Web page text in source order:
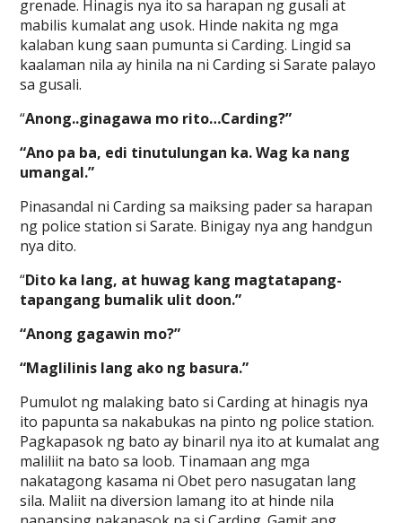
grenade. Hinagis nya ito sa harapan ng gusali at
mabilis kumalat ang usok. Hinde nakita ng mga
kalaban kung saan pumunta si Carding. Lingid sa
kaalaman nila ay hinila na ni Carding si Sarate palayo
sa gusali.
“Anong..ginagawa mo rito…Carding?”
“Ano pa ba, edi tinutulungan ka. Wag ka nang
umangal.”
Pinasandal ni Carding sa maiksing pader sa harapan
ng police station si Sarate. Binigay nya ang handgun
nya dito.
“Dito ka lang, at huwag kang magtatapang-
tapangang bumalik ulit doon.”
“Anong gagawin mo?”
“Maglilinis lang ako ng basura.”
Pumulot ng malaking bato si Carding at hinagis nya
ito papunta sa nakabukas na pinto ng police station.
Pagkapasok ng bato ay binaril nya ito at kumalat ang
maliliit na bato sa loob. Tinamaan ang mga
nakatagong kasama ni Obet pero nasugatan lang
sila. Maliit na diversion lamang ito at hinde nila